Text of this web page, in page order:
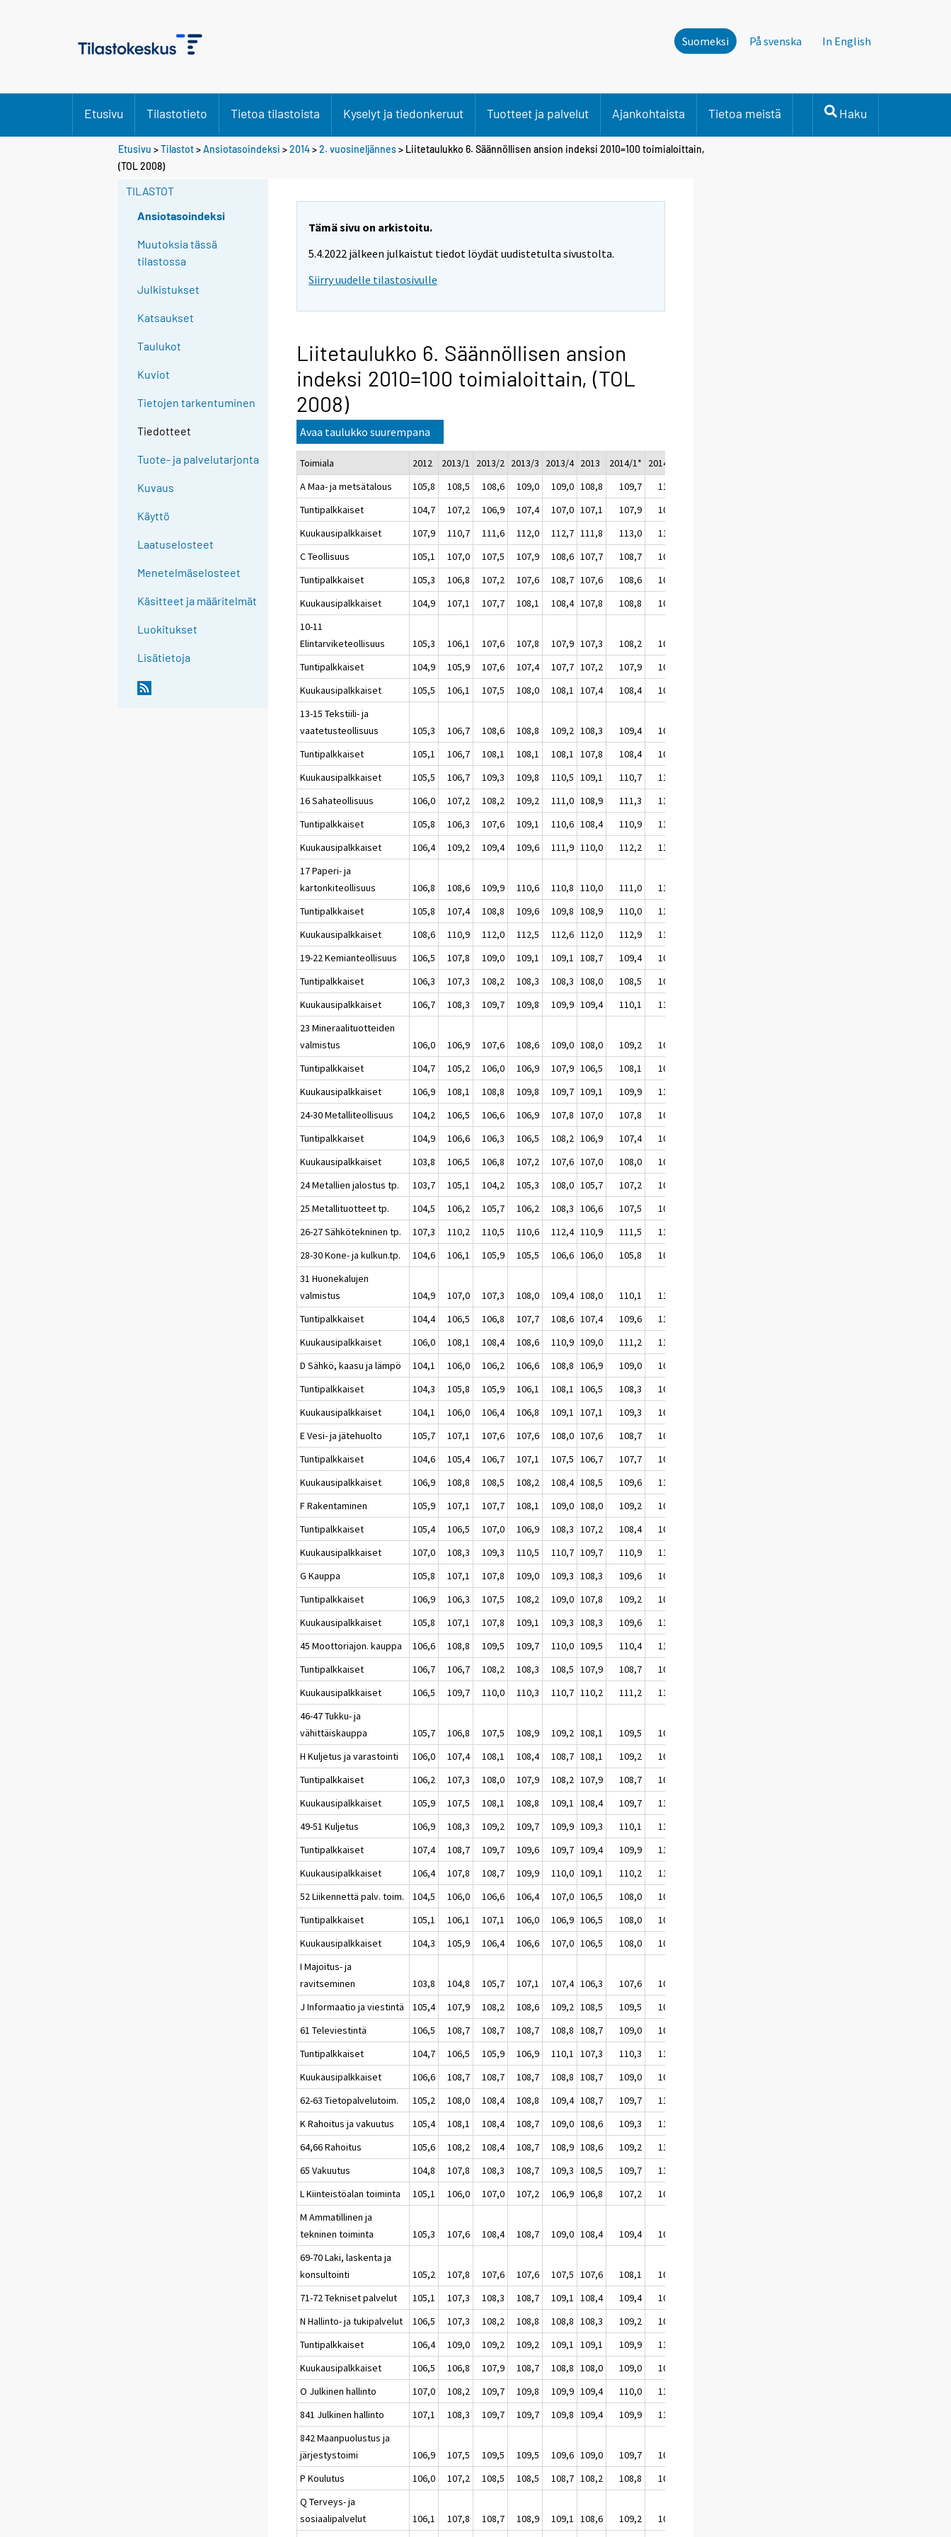
Suomeksi På svenska In English
Etusivu Tilastotieto Tietoa tilastoista Kyselyt ja tiedonkeruut Tuotteet ja palvelut Ajankohtaista Tietoa meistä Haku
Etusivu >Tilastot>Ansiotasoindeksi >2014>2. vuosineljännes> Liitetaulukko 6. Säännöllisen ansion indeksi 2010=100 toimialoittain,
(TOL 2008)
TILASTOT
Ansiotasoindeksi
Muutoksia tässä
tilastossa
Julkistukset
Katsaukset
Taulukot
Kuviot
Tietojen tarkentuminen
Tiedotteet
Tuote- ja palvelutarjonta
Kuvaus
Käyttö
Laatuselosteet
Menetelmäselosteet
Käsitteet ja määritelmät
Luokitukset
Lisätietoja
Tämä sivu on arkistoitu.
5.4.2022 jälkeen julkaistut tiedot löydät uudistetulta sivustolta.
Siirry uudelle tilastosivulle
Liitetaulukko 6. Säännöllisen ansion
indeksi 2010=100 toimialoittain, (TOL
2008)
Avaa taulukko suurempana
Toimiala 2012 2013/1 2013/2 2013/3 2013/4 2013 2014/1*
2014/2*
A Maa- ja metsätalous
105,8 108,5 108,6 109,0 109,0 108,8 109,7
110,0
Tuntipalkkaiset
104,7 107,2 106,9 107,4 107,0 107,1 107,9
108,3
Kuukausipalkkaiset
107,9 110,7 111,6 112,0 112,7 111,8 113,0
113,1
C Teollisuus
105,1 107,0 107,5 107,9 108,6 107,7 108,7
109,1
Tuntipalkkaiset
105,3 106,8 107,2 107,6 108,7 107,6 108,6
109,1
Kuukausipalkkaiset
104,9 107,1 107,7 108,1 108,4 107,8 108,8
109,2
10-11
Elintarviketeollisuus
105,3 106,1 107,6 107,8 107,9 107,3 108,2
108,4
Tuntipalkkaiset
104,9 105,9 107,6 107,4 107,7 107,2 107,9
108,4
Kuukausipalkkaiset
105,5 106,1 107,5 108,0 108,1 107,4 108,4
108,5
13-15 Tekstiili- ja
vaatetusteollisuus
105,3 106,7 108,6 108,8 109,2 108,3 109,4
109,5
Tuntipalkkaiset
105,1 106,7 108,1 108,1 108,1 107,8 108,4
108,5
Kuukausipalkkaiset
105,5 106,7 109,3 109,8 110,5 109,1 110,7
110,8
16 Sahateollisuus
106,0 107,2 108,2 109,2 111,0 108,9 111,3
111,6
Tuntipalkkaiset
105,8 106,3 107,6 109,1 110,6 108,4 110,9
111,3
Kuukausipalkkaiset
106,4 109,2 109,4 109,6 111,9 110,0 112,2
112,3
17 Paperi- ja
kartonkiteollisuus
106,8 108,6 109,9 110,6 110,8 110,0 111,0
111,2
Tuntipalkkaiset
105,8 107,4 108,8 109,6 109,8 108,9 110,0
110,1
Kuukausipalkkaiset
108,6 110,9 112,0 112,5 112,6 112,0 112,9
113,2
19-22 Kemianteollisuus
106,5 107,8 109,0 109,1 109,1 108,7 109,4
109,6
Tuntipalkkaiset
106,3 107,3 108,2 108,3 108,3 108,0 108,5
108,7
Kuukausipalkkaiset
106,7 108,3 109,7 109,8 109,9 109,4 110,1
110,3
23 Mineraalituotteiden
valmistus
106,0 106,9 107,6 108,6 109,0 108,0 109,2
109,5
Tuntipalkkaiset
104,7 105,2 106,0 106,9 107,9 106,5 108,1
108,6
Kuukausipalkkaiset
106,9 108,1 108,8 109,8 109,7 109,1 109,9
110,1
24-30 Metalliteollisuus
104,2 106,5 106,6 106,9 107,8 107,0 107,8
108,4
Tuntipalkkaiset
104,9 106,6 106,3 106,5 108,2 106,9 107,4
108,1
Kuukausipalkkaiset
103,8 106,5 106,8 107,2 107,6 107,0 108,0
108,5
24 Metallien jalostus tp.
103,7 105,1 104,2 105,3 108,0 105,7 107,2
107,9
25 Metallituotteet tp.
104,5 106,2 105,7 106,2 108,3 106,6 107,5
108,2
26-27 Sähkötekninen tp.
107,3 110,2 110,5 110,6 112,4 110,9 111,5
112,3
28-30 Kone- ja kulkun.tp.
104,6 106,1 105,9 105,5 106,6 106,0 105,8
106,5
31 Huonekalujen
valmistus
104,9 107,0 107,3 108,0 109,4 108,0 110,1
111,4
Tuntipalkkaiset
104,4 106,5 106,8 107,7 108,6 107,4 109,6
111,3
Kuukausipalkkaiset
106,0 108,1 108,4 108,6 110,9 109,0 111,2
111,4
D Sähkö, kaasu ja lämpö
104,1 106,0 106,2 106,6 108,8 106,9 109,0
109,2
Tuntipalkkaiset
104,3 105,8 105,9 106,1 108,1 106,5 108,3
108,5
Kuukausipalkkaiset
104,1 106,0 106,4 106,8 109,1 107,1 109,3
109,5
E Vesi- ja jätehuolto
105,7 107,1 107,6 107,6 108,0 107,6 108,7
109,2
Tuntipalkkaiset
104,6 105,4 106,7 107,1 107,5 106,7 107,7
108,1
Kuukausipalkkaiset
106,9 108,8 108,5 108,2 108,4 108,5 109,6
110,2
F Rakentaminen
105,9 107,1 107,7 108,1 109,0 108,0 109,2
109,1
Tuntipalkkaiset
105,4 106,5 107,0 106,9 108,3 107,2 108,4
108,1
Kuukausipalkkaiset
107,0 108,3 109,3 110,5 110,7 109,7 110,9
111,0
G Kauppa
105,8 107,1 107,8 109,0 109,3 108,3 109,6
109,9
Tuntipalkkaiset
106,9 106,3 107,5 108,2 109,0 107,8 109,2
109,5
Kuukausipalkkaiset
105,8 107,1 107,8 109,1 109,3 108,3 109,6
110,0
45 Moottoriajon. kauppa
106,6 108,8 109,5 109,7 110,0 109,5 110,4
111,0
Tuntipalkkaiset
106,7 106,7 108,2 108,3 108,5 107,9 108,7
108,9
Kuukausipalkkaiset
106,5 109,7 110,0 110,3 110,7 110,2 111,2
112,0
46-47 Tukku- ja
vähittäiskauppa
105,7 106,8 107,5 108,9 109,2 108,1 109,5
109,7
H Kuljetus ja varastointi
106,0 107,4 108,1 108,4 108,7 108,1 109,2
109,7
Tuntipalkkaiset
106,2 107,3 108,0 107,9 108,2 107,9 108,7
109,3
Kuukausipalkkaiset
105,9 107,5 108,1 108,8 109,1 108,4 109,7
110,0
49-51 Kuljetus
106,9 108,3 109,2 109,7 109,9 109,3 110,1
110,4
Tuntipalkkaiset
107,4 108,7 109,7 109,6 109,7 109,4 109,9
110,4
Kuukausipalkkaiset
106,4 107,8 108,7 109,9 110,0 109,1 110,2
110,5
52 Liikennettä palv. toim.
104,5 106,0 106,6 106,4 107,0 106,5 108,0
108,9
Tuntipalkkaiset
105,1 106,1 107,1 106,0 106,9 106,5 108,0
109,8
Kuukausipalkkaiset
104,3 105,9 106,4 106,6 107,0 106,5 108,0
108,6
I Majoitus- ja
ravitseminen
103,8 104,8 105,7 107,1 107,4 106,3 107,6
107,7
J Informaatio ja viestintä
105,4 107,9 108,2 108,6 109,2 108,5 109,5
109,9
61 Televiestintä
106,5 108,7 108,7 108,7 108,8 108,7 109,0
109,1
Tuntipalkkaiset
104,7 106,5 105,9 106,9 110,1 107,3 110,3
110,7
Kuukausipalkkaiset
106,6 108,7 108,7 108,7 108,8 108,7 109,0
109,1
62-63 Tietopalvelutoim.
105,2 108,0 108,4 108,8 109,4 108,7 109,7
110,3
K Rahoitus ja vakuutus
105,4 108,1 108,4 108,7 109,0 108,6 109,3
110,0
64,66 Rahoitus
105,6 108,2 108,4 108,7 108,9 108,6 109,2
110,0
65 Vakuutus
104,8 107,8 108,3 108,7 109,3 108,5 109,7
110,3
L Kiinteistöalan toiminta
105,1 106,0 107,0 107,2 106,9 106,8 107,2
107,4
M Ammatillinen ja
tekninen toiminta
105,3 107,6 108,4 108,7 109,0 108,4 109,4
109,9
69-70 Laki, laskenta ja
konsultointi
105,2 107,8 107,6 107,6 107,5 107,6 108,1
108,9
71-72 Tekniset palvelut
105,1 107,3 108,3 108,7 109,1 108,4 109,4
109,9
N Hallinto- ja tukipalvelut
106,5 107,3 108,2 108,8 108,8 108,3 109,2
109,5
Tuntipalkkaiset
106,4 109,0 109,2 109,2 109,1 109,1 109,9
110,8
Kuukausipalkkaiset
106,5 106,8 107,9 108,7 108,8 108,0 109,0
109,2
O Julkinen hallinto
107,0 108,2 109,7 109,8 109,9 109,4 110,0
110,3
841 Julkinen hallinto
107,1 108,3 109,7 109,7 109,8 109,4 109,9
110,1
842 Maanpuolustus ja
järjestystoimi
106,9 107,5 109,5 109,5 109,6 109,0 109,7
109,9
P Koulutus
106,0 107,2 108,5 108,5 108,7 108,2 108,8
108,9
Q Terveys- ja
sosiaalipalvelut
106,1 107,8 108,7 108,9 109,1 108,6 109,2
109,3